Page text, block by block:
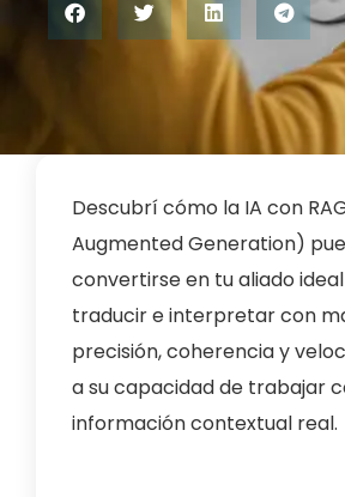
Descubrí cómo la IA con
Augmented Generation)
convertirse en tu aliado
traducir e interpretar con
precisión, coherencia y
a su capacidad de trabajar
información contextual real.